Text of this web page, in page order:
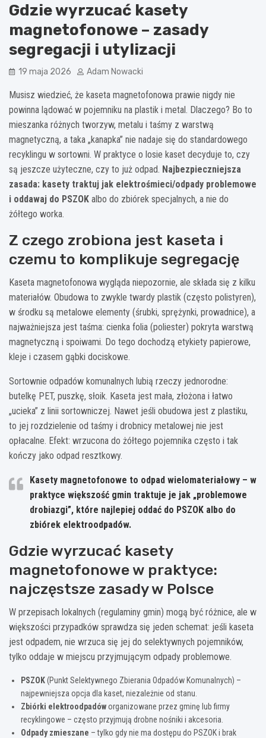
Gdzie wyrzucać kasety
magnetofonowe – zasady
segregacji i utylizacji
19 maja 2026 Adam Nowacki
Musisz wiedzieć, że kaseta magnetofonowa prawie nigdy nie
powinna lądować w pojemniku na plastik i metal. Dlaczego? Bo to
mieszanka różnych tworzyw, metalu i taśmy z warstwą
magnetyczną, a taka „kanapka” nie nadaje się do standardowego
recyklingu w sortowni. W praktyce o losie kaset decyduje to, czy
są jeszcze użyteczne, czy to już odpad. Najbezpieczniejsza
zasada: kasety traktuj jak elektrośmieci/odpady problemowe
i oddawaj do PSZOK albo do zbiórek specjalnych, a nie do
żółtego worka.
Z czego zrobiona jest kaseta i
czemu to komplikuje segregację
Kaseta magnetofonowa wygląda niepozornie, ale składa się z kilku
materiałów. Obudowa to zwykle twardy plastik (często polistyren),
w środku są metalowe elementy (śrubki, sprężynki, prowadnice), a
najważniejsza jest taśma: cienka folia (poliester) pokryta warstwą
magnetyczną i spoiwami. Do tego dochodzą etykiety papierowe,
kleje i czasem gąbki dociskowe.
Sortownie odpadów komunalnych lubią rzeczy jednorodne:
butelkę PET, puszkę, słoik. Kaseta jest mała, złożona i łatwo
„ucieka” z linii sortowniczej. Nawet jeśli obudowa jest z plastiku,
to jej rozdzielenie od taśmy i drobnicy metalowej nie jest
opłacalne. Efekt: wrzucona do żółtego pojemnika często i tak
kończy jako odpad resztkowy.
Kasety magnetofonowe to odpad wielomateriałowy – w
praktyce większość gmin traktuje je jak „problemowe
drobiazgi”, które najlepiej oddać do PSZOK albo do
zbiórek elektroodpadów.
Gdzie wyrzucać kasety
magnetofonowe w praktyce:
najczęstsze zasady w Polsce
W przepisach lokalnych (regulaminy gmin) mogą być różnice, ale w
większości przypadków sprawdza się jeden schemat: jeśli kaseta
jest odpadem, nie wrzuca się jej do selektywnych pojemników,
tylko oddaje w miejscu przyjmującym odpady problemowe.
PSZOK(Punkt Selektywnego Zbierania Odpadów Komunalnych) –
najpewniejsza opcja dla kaset, niezależnie od stanu.
Zbiórki elektroodpadóworganizowane przez gminę lub firmy
recyklingowe – często przyjmują drobne nośniki i akcesoria.
Odpady zmieszane – tylko gdy nie ma dostępu do PSZOK i brak